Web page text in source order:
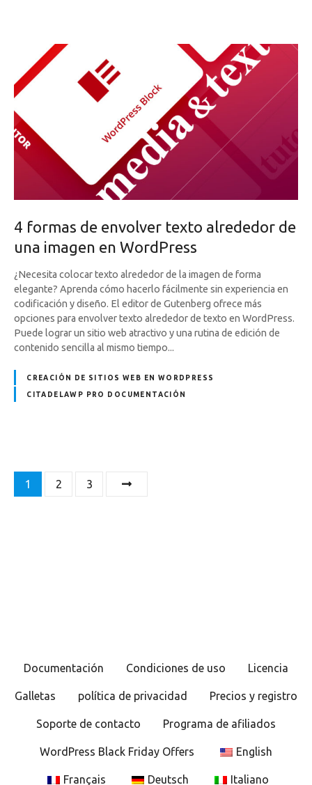
4 formas de envolver texto alrededor de
una imagen en WordPress
¿Necesita colocar texto alrededor de la imagen de forma
elegante? Aprenda cómo hacerlo fácilmente sin experiencia en
codificación y diseño. El editor de Gutenberg ofrece más
opciones para envolver texto alrededor de texto en WordPress.
Puede lograr un sitio web atractivo y una rutina de edición de
contenido sencilla al mismo tiempo...
CREACIÓN DE SITIOS WEB EN WORDPRESS
CITADELAWP PRO DOCUMENTACIÓN
N
1 2 3
Documentación Condiciones de uso Licencia
Galletas política de privacidad Precios y registro
Soporte de contacto Programa de afiliados
WordPress Black Friday Offers English
Français Deutsch Italiano